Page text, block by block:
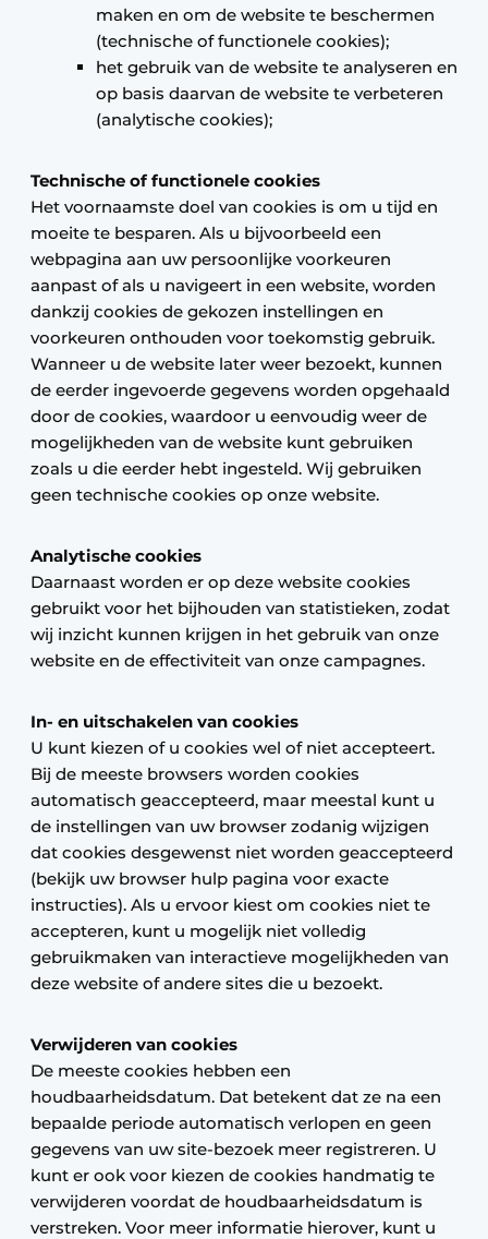
maken en om de website te beschermen
(technische of functionele cookies);
het gebruik van de website te analyseren en
op basis daarvan de website te verbeteren
(analytische cookies);
Technische of functionele cookies
Het voornaamste doel van cookies is om u tijd en
moeite te besparen. Als u bijvoorbeeld een
webpagina aan uw persoonlijke voorkeuren
aanpast of als u navigeert in een website, worden
dankzij cookies de gekozen instellingen en
voorkeuren onthouden voor toekomstig gebruik.
Wanneer u de website later weer bezoekt, kunnen
de eerder ingevoerde gegevens worden opgehaald
door de cookies, waardoor u eenvoudig weer de
mogelijkheden van de website kunt gebruiken
zoals u die eerder hebt ingesteld. Wij gebruiken
geen technische cookies op onze website.
Analytische cookies
Daarnaast worden er op deze website cookies
gebruikt voor het bijhouden van statistieken, zodat
wij inzicht kunnen krijgen in het gebruik van onze
website en de effectiviteit van onze campagnes.
In- en uitschakelen van cookies
U kunt kiezen of u cookies wel of niet accepteert.
Bij de meeste browsers worden cookies
automatisch geaccepteerd, maar meestal kunt u
de instellingen van uw browser zodanig wijzigen
dat cookies desgewenst niet worden geaccepteerd
(bekijk uw browser hulp pagina voor exacte
instructies). Als u ervoor kiest om cookies niet te
accepteren, kunt u mogelijk niet volledig
gebruikmaken van interactieve mogelijkheden van
deze website of andere sites die u bezoekt.
Verwijderen van cookies
De meeste cookies hebben een
houdbaarheidsdatum. Dat betekent dat ze na een
bepaalde periode automatisch verlopen en geen
gegevens van uw site-bezoek meer registreren. U
kunt er ook voor kiezen de cookies handmatig te
verwijderen voordat de houdbaarheidsdatum is
verstreken. Voor meer informatie hierover, kunt u